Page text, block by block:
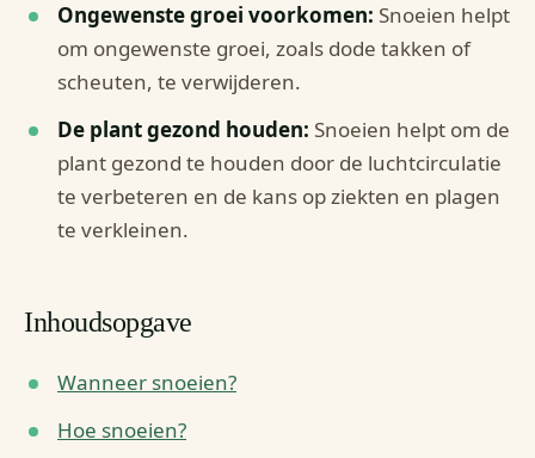
Ongewenste groei voorkomen: Snoeien helpt
om ongewenste groei, zoals dode takken of
scheuten, te verwijderen.
De plant gezond houden: Snoeien helpt om de
plant gezond te houden door de luchtcirculatie
te verbeteren en de kans op ziekten en plagen
te verkleinen.
Inhoudsopgave
Wanneer snoeien?
Hoe snoeien?